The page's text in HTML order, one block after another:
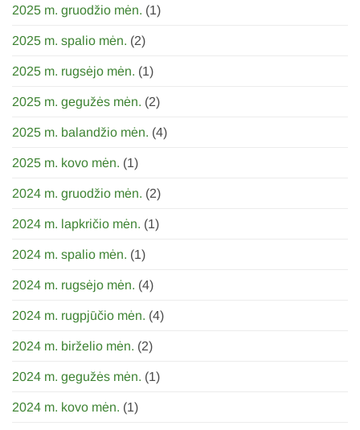
2025 m. gruodžio mėn. (1)
2025 m. spalio mėn. (2)
2025 m. rugsėjo mėn. (1)
2025 m. gegužės mėn. (2)
2025 m. balandžio mėn. (4)
2025 m. kovo mėn. (1)
2024 m. gruodžio mėn. (2)
2024 m. lapkričio mėn. (1)
2024 m. spalio mėn. (1)
2024 m. rugsėjo mėn. (4)
2024 m. rugpjūčio mėn. (4)
2024 m. birželio mėn. (2)
2024 m. gegužės mėn. (1)
2024 m. kovo mėn. (1)